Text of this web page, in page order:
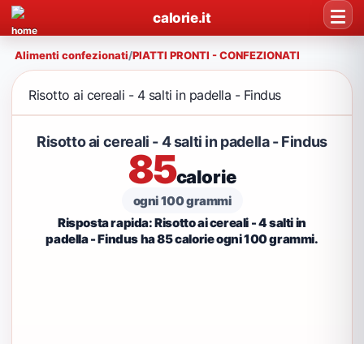
calorie.it
Alimenti confezionati/PIATTI PRONTI - CONFEZIONATI
Risotto ai cereali - 4 salti in padella - Findus
Risotto ai cereali - 4 salti in padella - Findus
85calorie
ogni 100 grammi
Risposta rapida: Risotto ai cereali - 4 salti in
padella - Findus ha 85 calorie ogni 100 grammi.